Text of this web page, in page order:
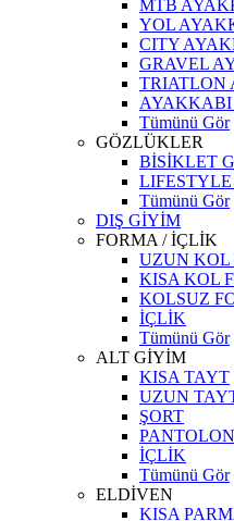
MTB
YOL
CITY
GRAVEL
TRIATLON
Tümünü Gör
GÖZLÜKLER
BİSİKLET
Tümünü Gör
DIŞ GİYİM
FORMA / İÇLİK
UZUN KOL
KISA KOL
KOLSUZ
İÇLİK
Tümünü Gör
ALT GİYİM
KISA TAYT
UZUN
ŞORT
PANTOLON
İÇLİK
Tümünü Gör
ELDİVEN
KISA